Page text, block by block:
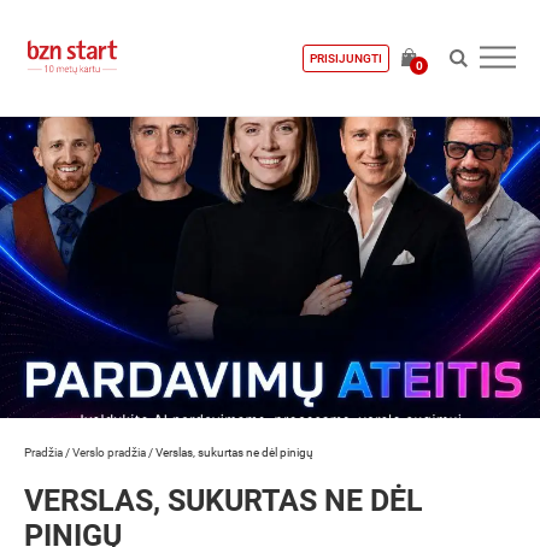
PRISIJUNGTI
0
Pradžia /Verslo pradžia /Verslas, sukurtas ne dėl pinigų
VERSLAS, SUKURTAS NE DĖL
PINIGŲ